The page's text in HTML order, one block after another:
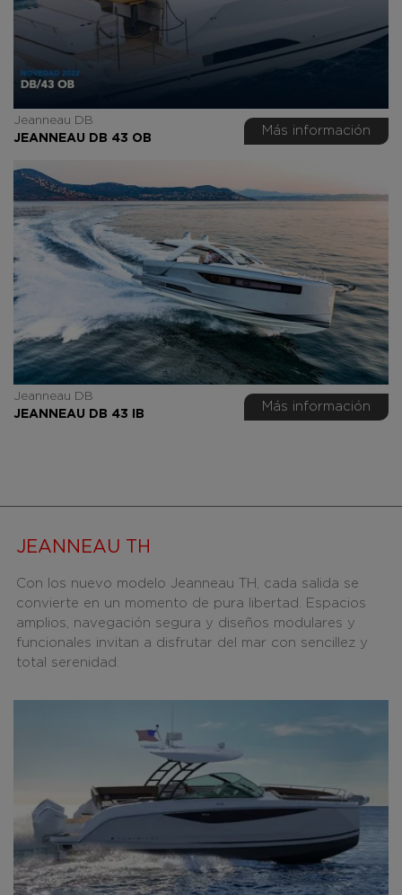
Jeanneau DB
JEANNEAU DB 43 OB
Más información
Jeanneau DB
JEANNEAU DB 43 IB
Más información
JEANNEAU TH
Con los nuevo modelo Jeanneau TH, cada salida se
convierte en un momento de pura libertad. Espacios
amplios, navegación segura y diseños modulares y
funcionales invitan a disfrutar del mar con sencillez y
total serenidad.